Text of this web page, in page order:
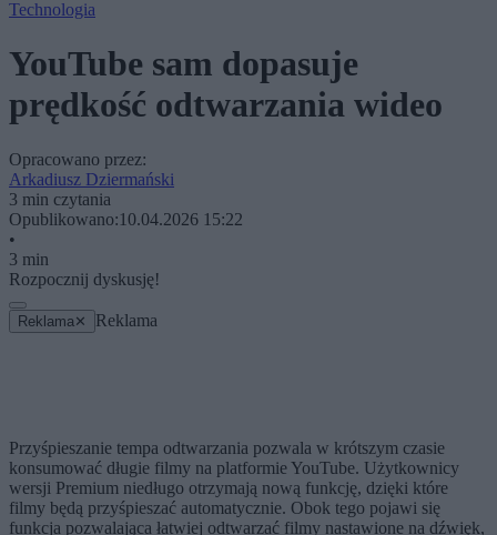
Technologia
YouTube sam dopasuje
prędkość odtwarzania wideo
Opracowano przez:
Arkadiusz Dziermański
3 min czytania
Opublikowano:10.04.2026 15:22
•
3 min
Rozpocznij dyskusję!
Reklama ✕ Reklama
Przyśpieszanie tempa odtwarzania pozwala w krótszym czasie
konsumować długie filmy na platformie YouTube. Użytkownicy
wersji Premium niedługo otrzymają nową funkcję, dzięki które
filmy będą przyśpieszać automatycznie. Obok tego pojawi się
funkcja pozwalająca łatwiej odtwarzać filmy nastawione na dźwięk,